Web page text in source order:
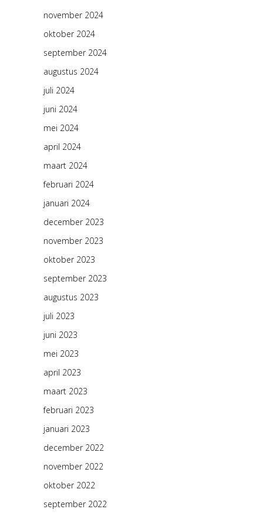
november 2024
oktober 2024
september 2024
augustus 2024
juli 2024
juni 2024
mei 2024
april 2024
maart 2024
februari 2024
januari 2024
december 2023
november 2023
oktober 2023
september 2023
augustus 2023
juli 2023
juni 2023
mei 2023
april 2023
maart 2023
februari 2023
januari 2023
december 2022
november 2022
oktober 2022
september 2022